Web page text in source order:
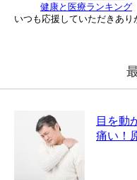
健康と医療ランキング
いつも応援していただきあり
目を動
痛い！